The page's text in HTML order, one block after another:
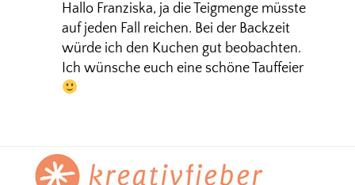
Hallo Franziska, ja die Teigmenge müsste
auf jeden Fall reichen. Bei der Backzeit
würde ich den Kuchen gut beobachten.
Ich wünsche euch eine schöne Tauffeier
Footer